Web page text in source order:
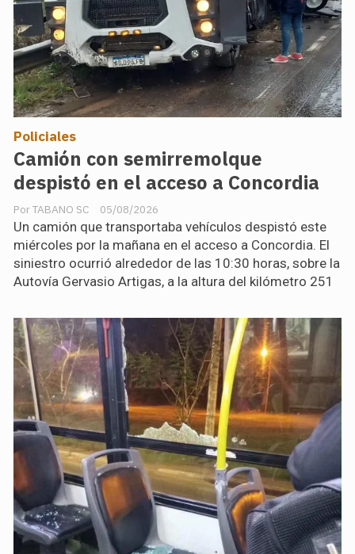
Camión con semirremolque
despistó en el acceso a Concordia
TABANO SC
Policiales
05/08/2026
Un camión que transportaba vehículos despistó este
miércoles por la mañana en el acceso a Concordia. El
siniestro ocurrió alrededor de las 10:30 horas, sobre la
Autovía Gervasio Artigas, a la altura del kilómetro 251